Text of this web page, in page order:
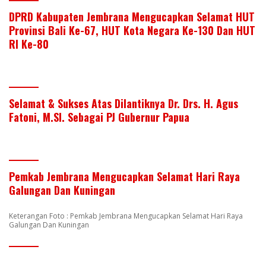
DPRD Kabupaten Jembrana Mengucapkan Selamat HUT
Provinsi Bali Ke-67, HUT Kota Negara Ke-130 Dan HUT
RI Ke-80
Selamat & Sukses Atas Dilantiknya Dr. Drs. H. Agus
Fatoni, M.SI. Sebagai PJ Gubernur Papua
Pemkab Jembrana Mengucapkan Selamat Hari Raya
Galungan Dan Kuningan
Keterangan Foto : Pemkab Jembrana Mengucapkan Selamat Hari Raya
Galungan Dan Kuningan